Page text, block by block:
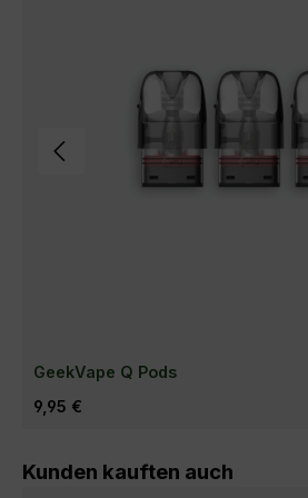
GeekVape Q Pods
Regulärer Preis:
9,95 €
Produktgalerie überspringen
Kunden kauften auch